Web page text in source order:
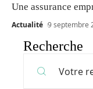
Une assurance
Actualité 9 septembre
Recherche